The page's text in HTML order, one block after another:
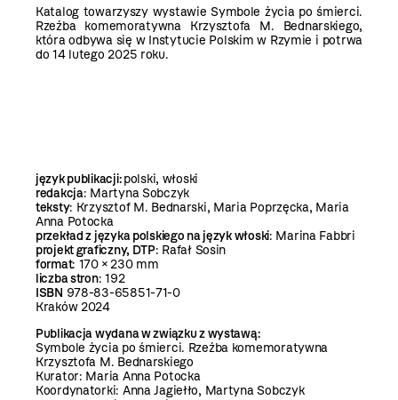
Katalog towarzyszy wystawie Symbole życia po śmierci.
Rzeźba komemoratywna Krzysztofa M. Bednarskiego,
która odbywa się w Instytucie Polskim w Rzymie i potrwa
do 14 lutego 2025 roku.
język publikacji:polski, włoski
redakcja: Martyna Sobczyk
teksty: Krzysztof M. Bednarski, Maria Poprzęcka, Maria
Anna Potocka
przekład z języka polskiego na język włoski: Marina Fabbri
projekt graficzny, DTP: Rafał Sosin
format: 170 × 230 mm
liczba stron: 192
ISBN 978-83-65851-71-0
Kraków 2024
Publikacja wydana w związku z wystawą:
Symbole życia po śmierci. Rzeźba komemoratywna
Krzysztofa M. Bednarskiego
Kurator: Maria Anna Potocka
Koordynatorki: Anna Jagiełło, Martyna Sobczyk